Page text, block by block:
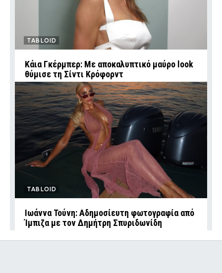
TABLOID
Κάια Γκέρμπερ: Με αποκαλυπτικό μαύρο look
θύμισε τη Σίντι Κρόφορντ
TABLOID
Ιωάννα Τούνη: Αδημοσίευτη φωτογραφία από
Ίμπιζα με τον Δημήτρη Σπυριδωνίδη